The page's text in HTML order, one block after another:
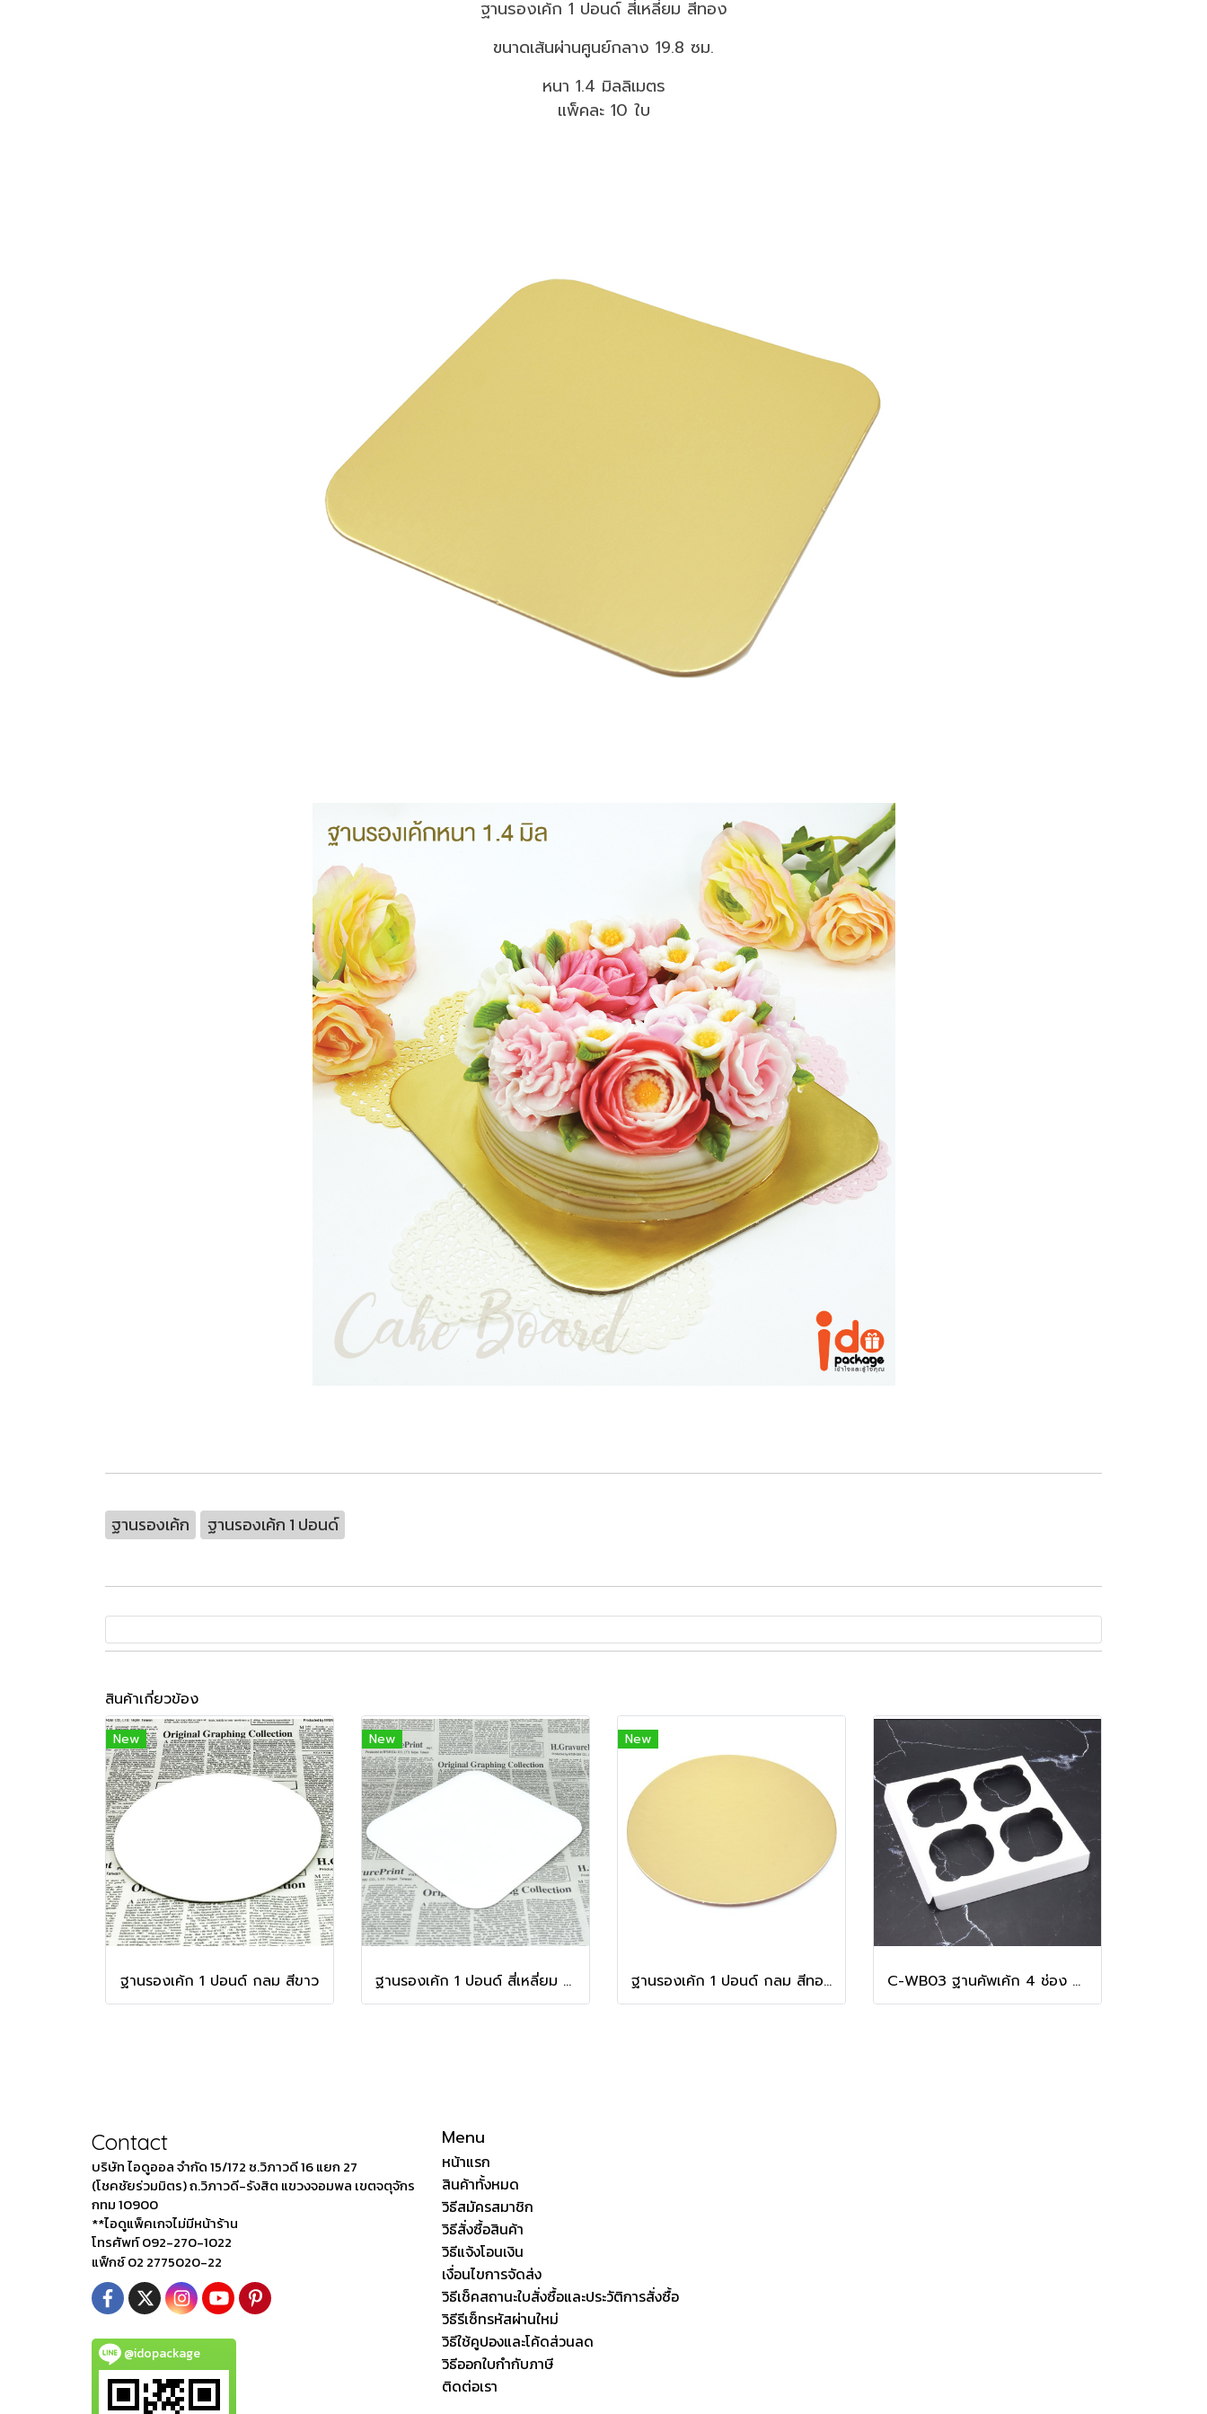
ฐานรองเค้ก 1 ปอนด์ สี่เหลี่ยม สีทอง
ขนาดเส้นผ่านศูนย์กลาง 19.8 ซม.
หนา 1.4 มิลลิเมตร
แพ็คละ 10 ใบ
ฐานรองเค้ก ฐานรองเค้ก 1 ปอนด์
สินค้าเกี่ยวข้อง
New
ฐานรองเค้ก 1 ปอนด์ กลม สีขาว
New
ฐานรองเค้ก 1 ปอนด์ สี่เหลี่ยม สีขาว
New
ฐานรองเค้ก 1 ปอนด์ กลม สีทองด้าน C-WB03 ฐานคัพเค้ก 4 ช่อง สีขาว
Contact
บริษัท ไอดูออล จำกัด 15/172 ซ.วิภาวดี 16 แยก 27
(โชคชัยร่วมมิตร) ถ.วิภาวดี-รังสิต แขวงจอมพล เขตจตุจักร
กทม 10900
**ไอดูแพ็คเกจไม่มีหน้าร้าน
โทรศัพท์ 092-270-1022
แฟ็กซ์ 02 2775020-22
@idopackage
Menu
หน้าแรก
สินค้าทั้งหมด
วิธีสมัครสมาชิก
วิธีสั่งซื้อสินค้า
วิธีแจ้งโอนเงิน
เงื่อนไขการจัดส่ง
วิธีเช็คสถานะใบสั่งซื้อและประวัติการสั่งซื้อ
วิธีรีเซ็ทรหัสผ่านใหม่
วิธีใช้คูปองและโค้ดส่วนลด
วิธีออกใบกำกับภาษี
ติดต่อเรา